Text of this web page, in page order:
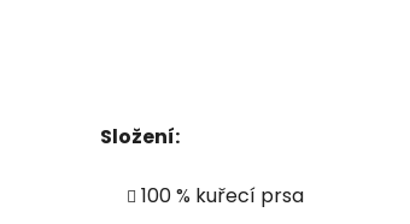
Složení:
100 % kuřecí prsa